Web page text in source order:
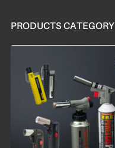
PRODUCTS CATEGORY